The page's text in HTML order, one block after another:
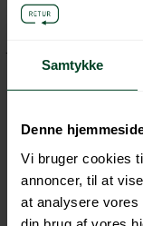
Samtykke
Denne
Vi bruger cookies
annoncer, til at
at analysere vores
your thoughts
the bin because it
Læs artikel